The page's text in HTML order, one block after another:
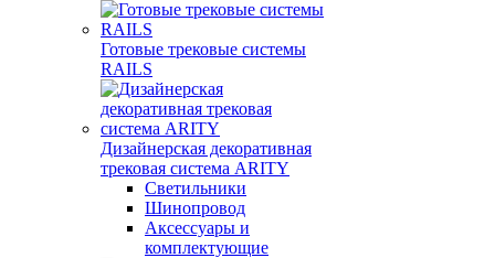
Готовые трековые системы
RAILS
Дизайнерская декоративная
трековая система ARITY
Светильники
Шинопровод
Аксессуары и
комплектующие